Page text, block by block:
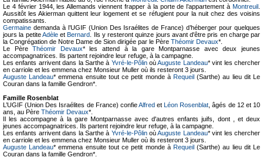
Le 4 février 1944, les Allemands viennent frapper à la porte de l’appartement à Montreuil
Aussitôt les Akierman quittent leur logement et se réfugient pour la nuit chez des voisins
compatissants.
Germaine demanda à l’UGIF (Union Des Israélites de France) d’héberger pour quelques
jours la petiteAdèleetBernard . Ils y resteront quinze jours avant d'être pris en charge par
la Congrégation de Notre Dame de Sion dirigée par le Père Théomir Devaux*.
Le PèreThéomir Devaux* les attend à la gare Montparnasse avec deux jeunes
accompagnatrices. Ils partent rejoindre leur refuge, à la campagne.
Les enfants arrivent dans la Sarthe à Yvré-le-PôlinoùAuguste Landeau* vint les chercher
en carriole et les emmena chez Monsieur Muller où ils resteront 3 jours.
Auguste Landeau* emmena ensuite tout ce petit monde à Requeil(Sarthe) au lieu dit Le
Couran dans la famille Gendron*.
Famille Rosenblat
L’UGIF (Union Des Israélites de France) confieAlfredetLéon Rosenblat , âgés de 12 et 10
ans, au Père Théomir Devaux*.
Il les accompagne à la gare Montparnasse avec d'autres enfants juifs, dont , et deux
jeunes accompagnatrices. Ils partent rejoindre leur refuge, à la campagne.
Les enfants arrivent dans la Sarthe à Yvré-le-PôlinoùAuguste Landeau* vint les chercher
en carriole et les emmena chez Monsieur Muller où ils resteront 3 jours.
Auguste Landeau* emmena ensuite tout ce petit monde à Requeil(Sarthe) au lieu dit Le
Couran dans la famille Gendron*.